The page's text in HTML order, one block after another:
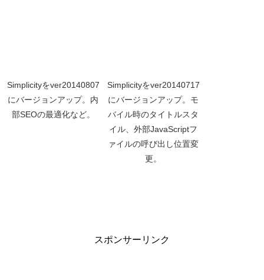
Simplicityをver20140807
にバージョンアップ。内
部SEOの最適化など。
Simplicityをver20140717
にバージョンアップ。モ
バイル時のタイトルスタ
イル、外部JavaScriptフ
ァイルの呼び出し位置変
更。
スポンサーリンク